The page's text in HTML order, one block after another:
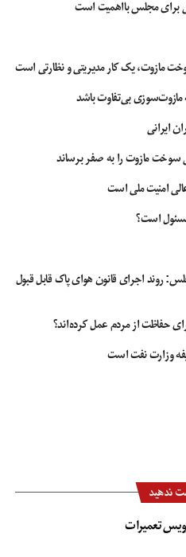
قبلی حمایت از کودک است و استفاده از
مصوبه مجلس است.
کودکان حوادث رانندگی
برای مجلس بااهمیت است
مازوت، یک کار مدیریتی و نظارتی است
مازوت‌سوزی بی‌تفاوت باشد
ایرانی
سوخت مازوت را به صفر برساند
امنیت ملی است
است؟
اجرای قانون هوای پاک قابل قبول
حفاظت از مردم عمل کرده‌اند؟
وزارت نفت است
ندهید
تعمیرات